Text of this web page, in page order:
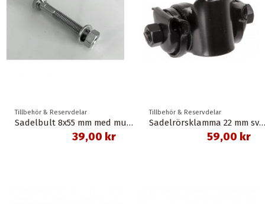
Tillbehör & Reservdelar
Sadelbult 8x55 mm med mutter
39,00 kr
Tillbehör & Reservdelar
Sadelrörsklamma 22 mm svart
59,00 kr